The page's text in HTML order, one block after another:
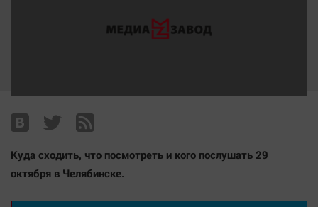
Курилка
Поиск
Архив
Куда сходить, что посмотреть и кого послушать 29
октября в Челябинске.